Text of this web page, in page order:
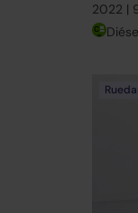
2022 |